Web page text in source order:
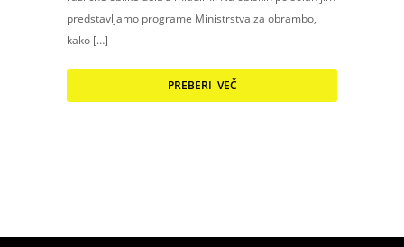
predstavljamo programe Ministrstva za obrambo,
kako […]
PREBERI VEČ